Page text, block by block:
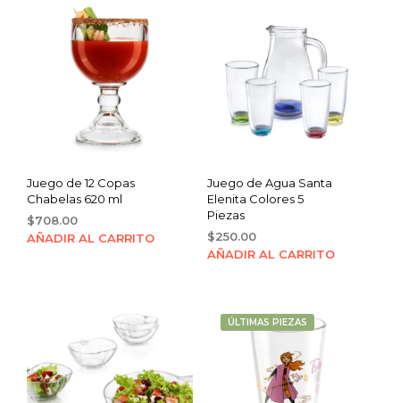
Juego de 12 Copas
Chabelas 620 ml
$708.00
AÑADIR AL CARRITO
Juego de Agua Santa
Elenita Colores 5
Piezas
$250.00
AÑADIR AL CARRITO
ÚLTIMAS PIEZAS